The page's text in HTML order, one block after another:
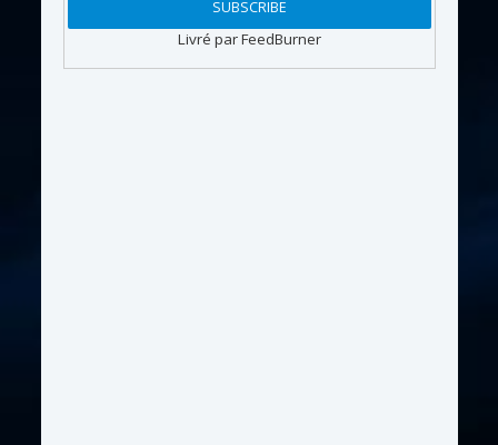
Livré par FeedBurner